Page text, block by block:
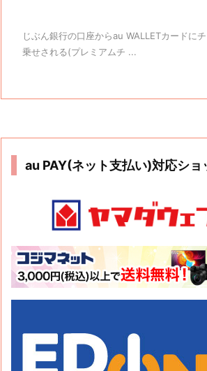
じぶん銀行の口座からau WALLETカードに
乗せされる(プレミアムチ ...
au PAY(ネット支払い)対応ショ